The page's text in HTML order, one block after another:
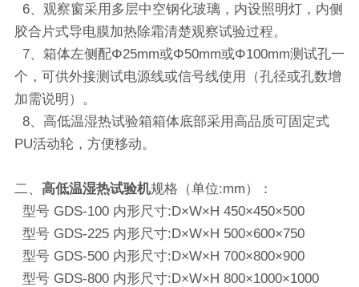
6、观察窗采用多层中空钢化玻璃，内设照明灯，内侧
胶合片式导电膜加热除霜清楚观察试验过程。
7、箱体左侧配Φ25mm或Φ50mm或Φ100mm测试孔一
个，可供外接测试电源线或信号线使用（孔径或孔数增
加需说明）。
8、高低温湿热试验箱箱体底部采用高品质可固定式
PU活动轮，方便移动。
二、 高低温湿热试验机规格（单位:mm）：
型号 GDS-100 内形尺寸:D×W×H 450×450×500
型号 GDS-225 内形尺寸:D×W×H 500×600×750
型号 GDS-500 内形尺寸:D×W×H 700×800×900
型号 GDS-800 内形尺寸:D×W×H 800×1000×1000